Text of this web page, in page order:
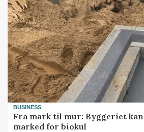
BUSINESS
Fra mark til mur: Byggeriet
marked for biokul